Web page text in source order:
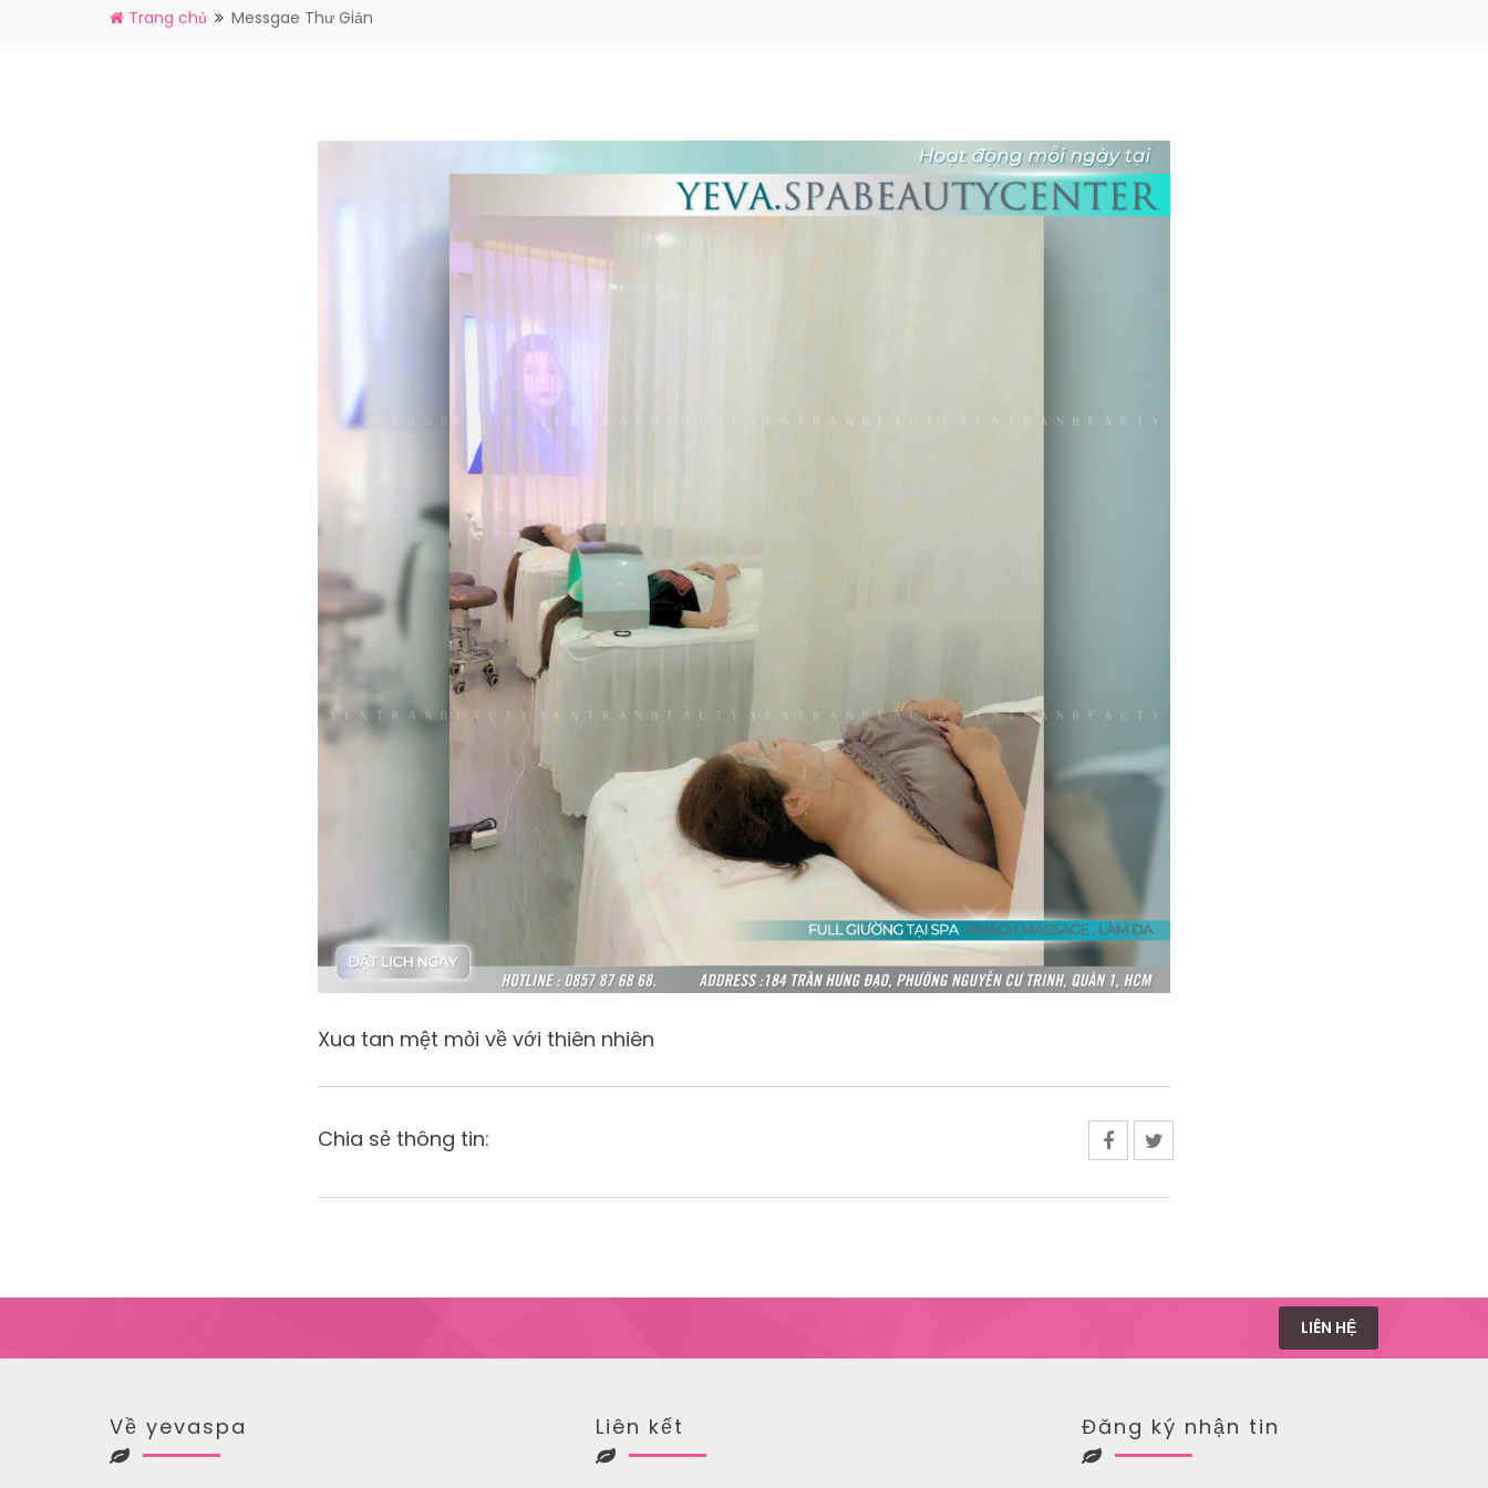
Trang chủ Messgae Thư Giản
Xua tan mệt mỏi về với thiên nhiên
Chia sẻ thông tin:
LIÊN HỆ
Về yevaspa Liên kết Đăng ký nhận tin